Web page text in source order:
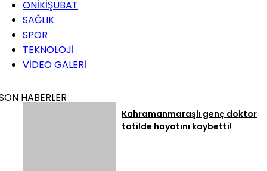
ONİKİŞUBAT
SAĞLIK
SPOR
TEKNOLOJİ
VİDEO GALERİ
HABERLER
Kahramanmaraşlı genç doktor
tatilde hayatını kaybetti!